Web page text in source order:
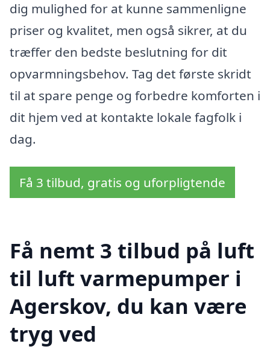
dig mulighed for at kunne sammenligne
priser og kvalitet, men også sikrer, at du
træffer den bedste beslutning for dit
opvarmningsbehov. Tag det første skridt
til at spare penge og forbedre komforten i
dit hjem ved at kontakte lokale fagfolk i
dag.
Få 3 tilbud, gratis og uforpligtende
Få nemt 3 tilbud på luft
til luft varmepumper i
Agerskov, du kan være
tryg ved